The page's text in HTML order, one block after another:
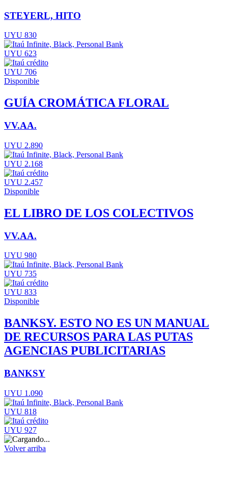
STEYERL, HITO
UYU 830
UYU 623
UYU 706
Disponible
GUÍA CROMÁTICA FLORAL
VV.AA.
UYU 2.890
UYU 2.168
UYU 2.457
Disponible
EL LIBRO DE LOS COLECTIVOS
VV.AA.
UYU 980
UYU 735
UYU 833
Disponible
BANKSY. ESTO NO ES UN MANUAL
DE RECURSOS PARA LAS PUTAS
AGENCIAS PUBLICITARIAS
BANKSY
UYU 1.090
UYU 818
UYU 927
Volver arriba